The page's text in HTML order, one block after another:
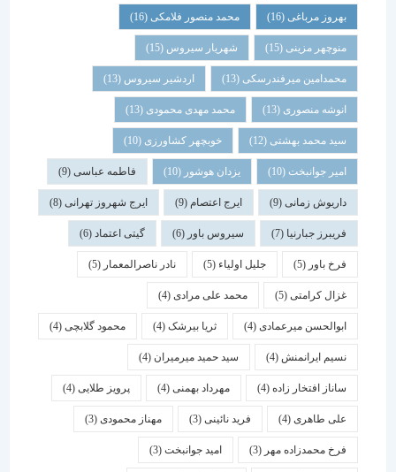
بهروز مرباغی(16) محمد منصور فلامکی(16)
منوچهر مزینی(15) شهریار سیروس(15)
محمدامین میرفندرسکی(13) اردشیر سیروس(13)
انوشه منصوری(13) محمد مهدی محمودی(13)
سید محمد بهشتی(12) خوبچهر کشاورزی (10)
امیر جوانبخت(10) یزدان هوشور(10) فاطمه عباسی(9)
داریوش زمانی(9) ایرج اعتصام(9) ایرج شهروز تهرانی (8)
فریبرز جبارنیا(7) سیروس باور(6) گیتی اعتماد(6)
فرخ باور(5) جلیل اولیاء(5) نادر ناصرالمعمار(5)
غزال کرامتی(5) محمد علی مرادی (4)
ابوالحسن میرعمادی(4) ثریا بیرشک(4) محمود گلابچی(4)
نسیم ایرانمنش(4) سید حمید میرمیران(4)
ساناز افتخار زاده (4) مهرداد بهمنی(4) پرویز طلایی(4)
علی طاهری(4) فرید نائینی(3) مهناز محمودی(3)
فرخ محمدزاده مهر(3) امید جوانبخت(3)